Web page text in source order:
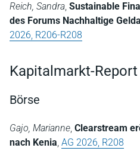
Reich, Sandra, Sustainable
des Forums Nachhaltige
2026, R206-R208
Kapitalmarkt-Report
Börse
Gajo, Marianne, Clearstream
nach Kenia, AG 2026, R208